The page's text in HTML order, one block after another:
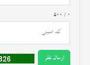
0 / 500